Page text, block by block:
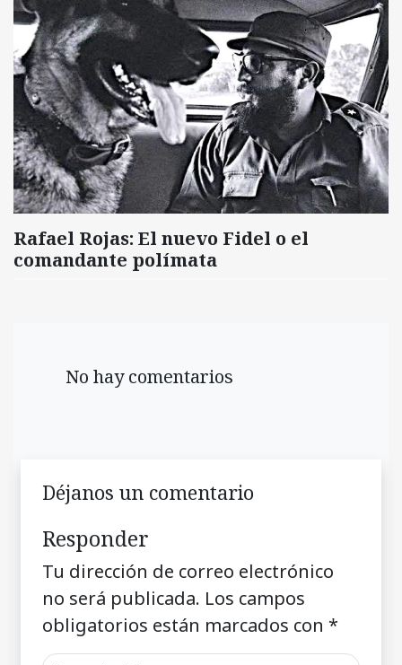
Rafael Rojas: El nuevo Fidel o el
comandante polímata
No hay comentarios
Déjanos un comentario
Responder
Tu dirección de correo electrónico
no será publicada. Los campos
obligatorios están marcados con *